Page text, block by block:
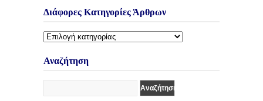
Διάφορες Κατηγορίες Άρθρων
Διάφορες
Άρθρων
Αναζήτηση